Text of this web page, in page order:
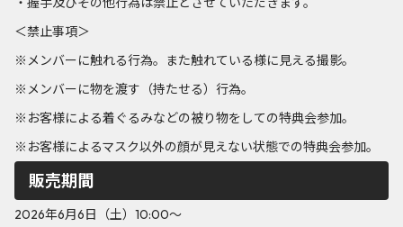
＜禁止事項＞
※メンバーに触れる行為。また触れている様に見える撮影。
※メンバーに物を渡す（持たせる）行為。
※お客様による着ぐるみなどの被り物をしての特典会参加。
※お客様によるマスク以外の顔が見えない状態での特典会参加。
販売期間
2026年6月6日（土）10:00～